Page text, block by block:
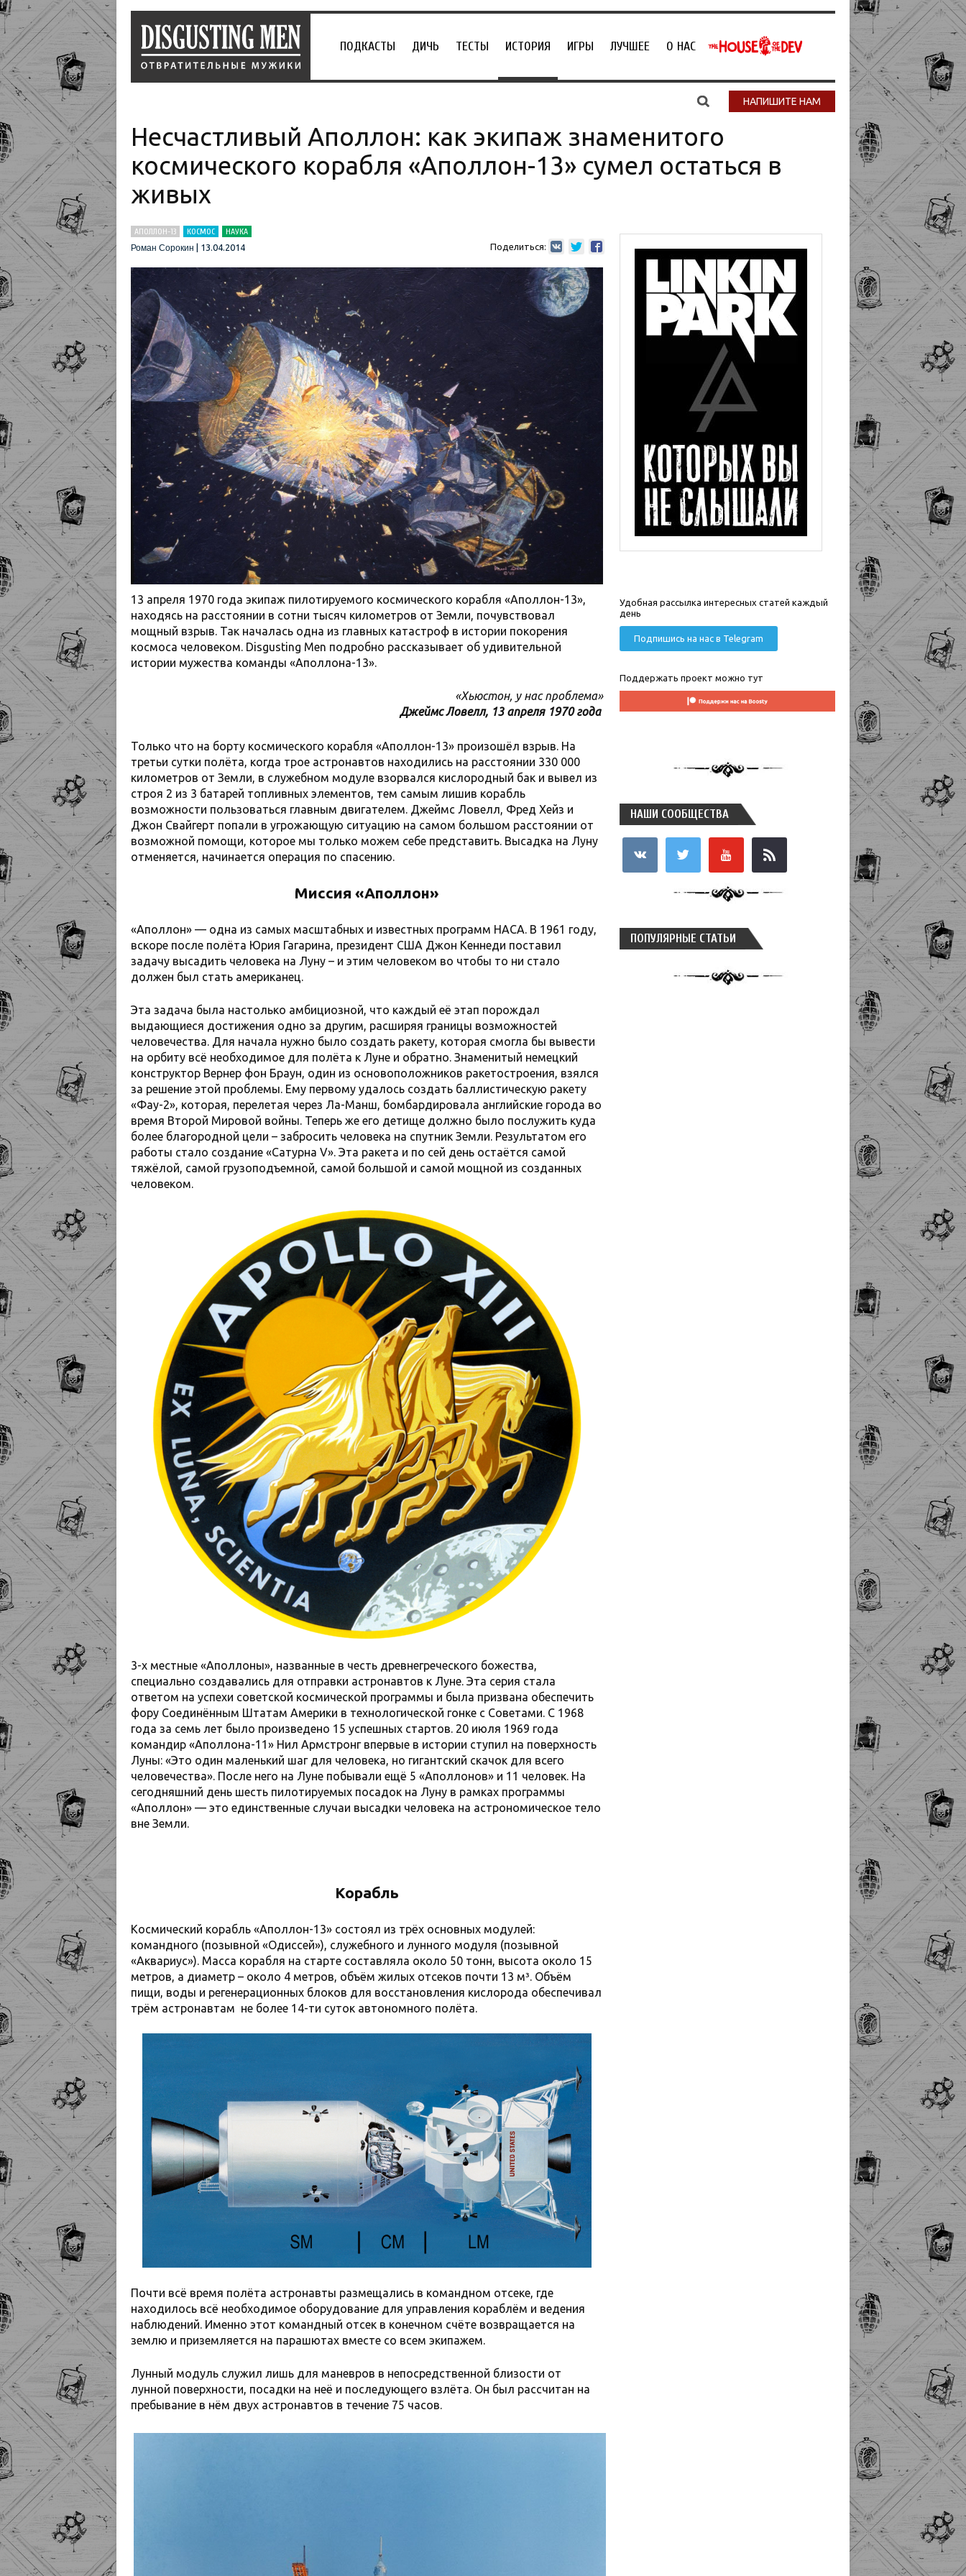
ПОДКАСТЫ ДИЧЬ ТЕСТЫ ИСТОРИЯ ИГРЫ ЛУЧШЕЕ О НАС
НАПИШИТЕ НАМ
Несчастливый Аполлон: как экипаж знаменитого
космического корабля «Аполлон-13» сумел остаться в
живых
АПОЛЛОН-13 КОСМОС
НАУКА
Роман Сорокин
13.04.2014 Поделиться:
13 апреля 1970 года экипаж пилотируемого космического корабля «Аполлон-13»,
находясь на расстоянии в сотни тысяч километров от Земли, почувствовал
мощный взрыв. Так началась одна из главных катастроф в истории покорения
космоса человеком. Disgusting Men подробно рассказывает об удивительной
истории мужества команды «Аполлона-13».
«Хьюстон, у нас проблема»
Джеймс Ловелл, 13 апреля 1970 года
Только что на борту космического корабля «Аполлон-13» произошёл взрыв. На
третьи сутки полёта, когда трое астронавтов находились на расстоянии 330 000
километров от Земли, в служебном модуле взорвался кислородный бак и вывел из
строя 2 из 3 батарей топливных элементов, тем самым лишив корабль
возможности пользоваться главным двигателем. Джеймс Ловелл, Фред Хейз и
Джон Свайгерт попали в угрожающую ситуацию на самом большом расстоянии от
возможной помощи, которое мы только можем себе представить. Высадка на Луну
отменяется, начинается операция по спасению.
Миссия «Аполлон»
«Аполлон» — одна из самых масштабных и известных программ НАСА. В 1961 году,
вскоре после полёта Юрия Гагарина, президент США Джон Кеннеди поставил
задачу высадить человека на Луну – и этим человеком во чтобы то ни стало
должен был стать американец.
Эта задача была настолько амбициозной, что каждый её этап порождал
выдающиеся достижения одно за другим, расширяя границы возможностей
человечества. Для начала нужно было создать ракету, которая смогла бы вывести
на орбиту всё необходимое для полёта к Луне и обратно. Знаменитый немецкий
конструктор Вернер фон Браун, один из основоположников ракетостроения, взялся
за решение этой проблемы. Ему первому удалось создать баллистическую ракету
«Фау-2», которая, перелетая через Ла-Манш, бомбардировала английские города во
время Второй Мировой войны. Теперь же его детище должно было послужить куда
более благородной цели – забросить человека на спутник Земли. Результатом его
работы стало создание «Сатурна V». Эта ракета и по сей день остаётся самой
тяжёлой, самой грузоподъемной, самой большой и самой мощной из созданных
человеком.
3-х местные «Аполлоны», названные в честь древнегреческого божества,
специально создавались для отправки астронавтов к Луне. Эта серия стала
ответом на успехи советской космической программы и была призвана обеспечить
фору Соединённым Штатам Америки в технологической гонке с Советами. С 1968
года за семь лет было произведено 15 успешных стартов. 20 июля 1969 года
командир «Аполлона-11» Нил Армстронг впервые в истории ступил на поверхность
Луны: «Это один маленький шаг для человека, но гигантский скачок для всего
человечества». После него на Луне побывали ещё 5 «Аполлонов» и 11 человек. На
сегодняшний день шесть пилотируемых посадок на Луну в рамках программы
«Аполлон» — это единственные случаи высадки человека на астрономическое тело
вне Земли.
Корабль
Космический корабль «Аполлон-13» состоял из трёх основных модулей:
командного (позывной «Одиссей»), служебного и лунного модуля (позывной
«Аквариус»). Масса корабля на старте составляла около 50 тонн, высота около 15
метров, а диаметр – около 4 метров, объём жилых отсеков почти 13 м³. Объём
пищи, воды и регенерационных блоков для восстановления кислорода обеспечивал
трём астронавтам не более 14-ти суток автономного полёта.
Почти всё время полёта астронавты размещались в командном отсеке, где
находилось всё необходимое оборудование для управления кораблём и ведения
наблюдений. Именно этот командный отсек в конечном счёте возвращается на
землю и приземляется на парашютах вместе со всем экипажем.
Лунный модуль служил лишь для маневров в непосредственной близости от
лунной поверхности, посадки на неё и последующего взлёта. Он был рассчитан на
пребывание в нём двух астронавтов в течение 75 часов.
Удобная рассылка интересных статей каждый
день
Подпишись на нас в Telegram
Поддержать проект можно тут
НАШИ СООБЩЕСТВА
ПОПУЛЯРНЫЕ СТАТЬИ